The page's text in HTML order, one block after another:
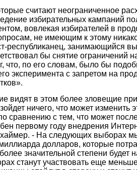
считают неограниченное
избирательных кампаний
вовлекая избирателей в
не имеющим к этому
республиканец, занимающийся
бы снятие ограничений
что, по его словам, было бы
эксперимента с запретом на
видят в этом более зловещие
ничего, что может изменить
сравнению с тем, что может
первому году внедрения
- На следующих выборах
долларов, которые
значительной степени будет
станут участвовать еще